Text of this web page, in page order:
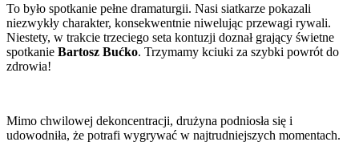
To było spotkanie pełne dramaturgii. Nasi siatkarze pokazali
niezwykły charakter, konsekwentnie niwelując przewagi rywali.
Niestety, w trakcie trzeciego seta kontuzji doznał grający świetne
spotkanie Bartosz Bućko. Trzymamy kciuki za szybki powrót do
zdrowia!
Mimo chwilowej dekoncentracji, drużyna podniosła się i
udowodniła, że potrafi wygrywać w najtrudniejszych momentach.